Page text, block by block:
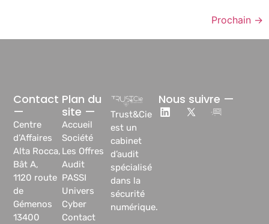
Prochain →
Trust&Cie
est un
cabinet
d’audit
spécialisé
dans la
sécurité
numérique.
Plan du
site —
Accueil
Société
Les Offres
Audit
PASSI
Univers
Cyber
Contact
Contact
—
Centre
d’Affaires
Alta Rocca,
Bât A,
1120 route
de
Gémenos
13400
Nous suivre —